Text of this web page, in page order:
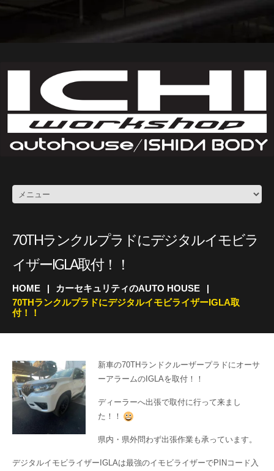
70THランクルプラドにデジタルイモビラ
イザーIGLA取付！！
HOME
カーセキュリティのAUTO HOUSE
70THランクルプラドにデジタルイモビライザーIGLA取
付！！
新車の70THランドクルーザープラドにオーサ
ーアラームのIGLAを取付！！
ディーラーへ出張で取付に行って来まし
た！！
県内・県外問わず出張作業も承っています。
デジタルイモビライザーIGLAは最強のイモビライザーでPINコード入